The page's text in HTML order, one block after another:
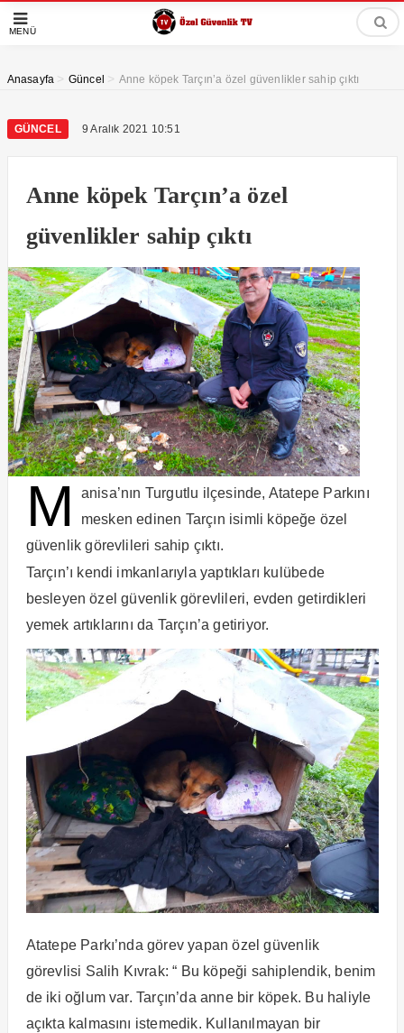
MENÜ
Anasayfa > Güncel > Anne köpek Tarçın’a özel güvenlikler sahip çıktı
GÜNCEL 9 Aralık 2021 10:51
Anne köpek Tarçın’a özel
güvenlikler sahip çıktı
M
anisa’nın Turgutlu ilçesinde, Atatepe Parkını
mesken edinen Tarçın isimli köpeğe özel
güvenlik görevlileri sahip çıktı.
Tarçın’ı kendi imkanlarıyla yaptıkları kulübede
besleyen özel güvenlik görevlileri, evden getirdikleri
yemek artıklarını da Tarçın’a getiriyor.
Atatepe Parkı’nda görev yapan özel güvenlik
görevlisi Salih Kıvrak: “ Bu köpeği sahiplendik, benim
de iki oğlum var. Tarçın’da anne bir köpek. Bu haliyle
açıkta kalmasını istemedik. Kullanılmayan bir